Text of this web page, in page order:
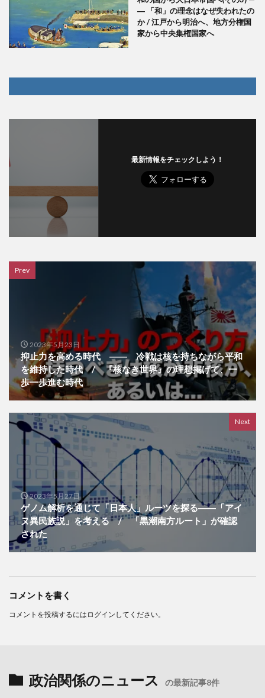
― 「和」の理念はなぜ失われたの
か / 江戸から明治へ、地方分権国
家から中央集権国家へ
最新情報をチェックしよう！
Prev
2023年5月23日
抑止力を高める時代 ―― 冷戦は核を持ちながら平和
を維持した時代 / 『核なき世界』の理想掲げて、一
歩一歩進む時代
Next
2023年5月27日
ゲノム解析を通じて「日本人」ルーツを探る――「アイ
ヌ異民族説」を考える / 「黒潮南方ルート」が確認
された
コメントを書く
コメントを投稿するには ログイン してください。
政治関係のニュース の最新記事8件